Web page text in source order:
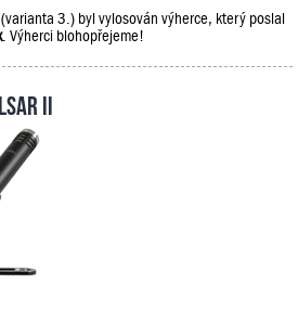
3.) byl vylosován výherce, který poslal
. Výherci blohopřejeme!
II